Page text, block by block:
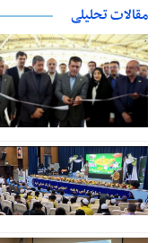
مقالات تحلیلی